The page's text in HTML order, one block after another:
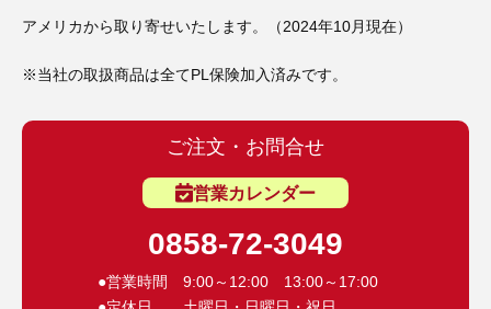
アメリカから取り寄せいたします。（2024年10月現在）
※当社の取扱商品は全てPL保険加入済みです。
ご注文・お問合せ
営業カレンダー
0858-72-3049
●営業時間 9:00～12:00 13:00～17:00